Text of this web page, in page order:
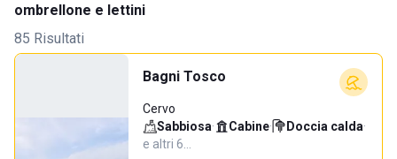
ombrellone e lettini
85 Risultati
Bagni Tosco
Cervo
Sabbiosa· Cabine· Doccia calda·
e altri 6…